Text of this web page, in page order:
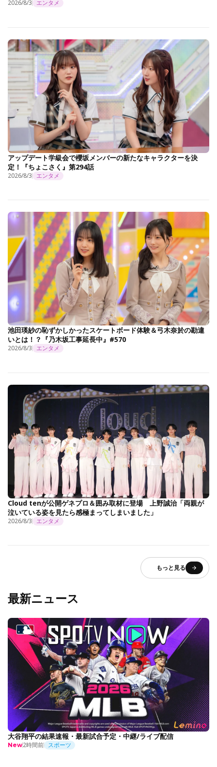
2026/8/3 エンタメ
アップデート学級会で櫻坂メンバーの新たなキャラクターを決
定！『ちょこさく』第294話
2026/8/3 エンタメ
池田瑛紗の恥ずかしかったスケートボード体験＆弓木奈於の勘違
いとは！？『乃木坂工事延長中』#570
2026/8/3 エンタメ
Cloud tenが公開ゲネプロ＆囲み取材に登場 上野誠治「両親が
泣いている姿を見たら感極まってしまいました」
2026/8/3 エンタメ
もっと見る
最新ニュース
大谷翔平の結果速報・最新試合予定・中継/ライブ配信
New2時間前 スポーツ